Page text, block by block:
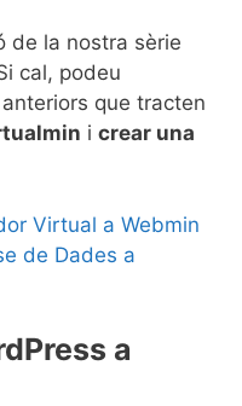
de la nostra sèrie
cal, podeu
que tracten
i crear una
Virtual a Webmin
de Dades a
a